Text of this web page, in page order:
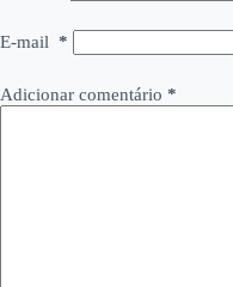
E-mail *
Adicionar comentário *